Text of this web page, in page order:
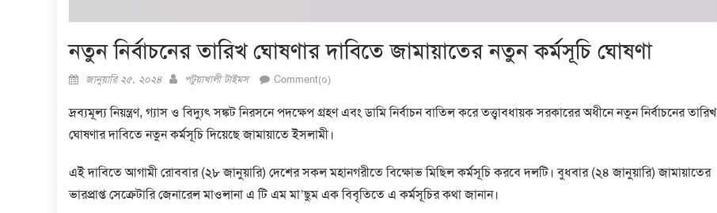
নতুন নির্বাচনের তারিখ ঘোষণার দাবিতে জামায়াতের নতুন কর্মসূচি ঘোষণা
Posted
জানুয়ারি ২৫, ২০২৪ Author
পটুয়াখালী টাইমস Comment(০)
দ্রব্যমূল্য নিয়ন্ত্রণ, গ্যাস ও বিদ্যুৎ সঙ্কট নিরসনে পদক্ষেপ গ্রহণ এবং ডামি নির্বাচন বাতিল করে তত্ত্বাবধায়ক সরকারের অধীনে নতুন নির্বাচনের তারিখ
ঘোষণার দাবিতে নতুন কর্মসূচি দিয়েছে জামায়াতে ইসলামী।
এই দাবিতে আগামী রোববার (২৮ জানুয়ারি) দেশের সকল মহানগরীতে বিক্ষোভ মিছিল কর্মসূচি করবে দলটি। বুধবার (২৪ জানুয়ারি) জামায়াতের
ভারপ্রাপ্ত সেক্রেটারি জেনারেল মাওলানা এ টি এম মা’ছুম এক বিবৃতিতে এ কর্মসূচির কথা জানান।